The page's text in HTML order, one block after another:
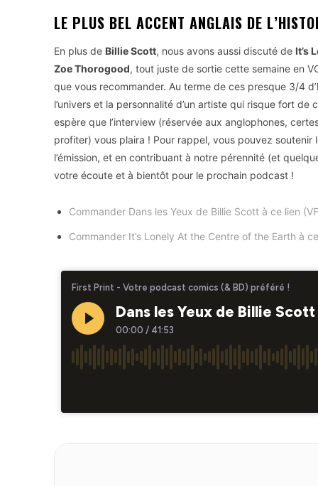
LE PLUS BEL ACCENT ANGLAIS DE
En plus de Billie Scott, nous avons aussi discuté de It’s
Zoe Thorogood, tout juste de sortie cette semaine en
que vous recommander. Au terme de ces presque 3/4
l’univers et la personnalité d’un artiste qui risque fort
espère que l’interview (réservée aux anglophones,
profiter) vous plaira ! Pour rappel, vous pouvez
l’émission, et en contribuant à notre pérennité (et
votre écoute et à bientôt pour le prochain podcast !
Commander Dans les Yeux de Billie Scott à ce lien
Commander It’s Lonely At the Centre of the Earth à